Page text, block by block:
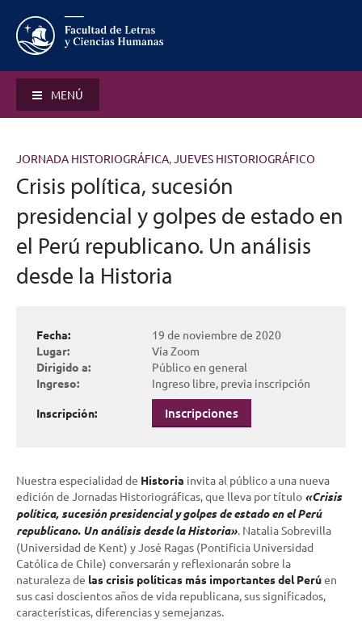
MENÚ
JORNADA HISTORIOGRÁFICA,JUEVES HISTORIOGRÁFICO
Crisis política, sucesión
presidencial y golpes de estado en
el Perú republicano. Un análisis
desde la Historia
Fecha:
19 de noviembre de 2020
Lugar:
Vía Zoom
Dirigido a:
Público en general
Ingreso:
Ingreso libre, previa inscripción
Inscripción: Inscripciones
Nuestra especialidad de Historia invita al público a una nueva
edición de Jornadas Historiográficas, que lleva por título «Crisis
política, sucesión presidencial y golpes de estado en el Perú
republicano. Un análisis desde la Historia». Natalia Sobrevilla
(Universidad de Kent) y José Ragas (Pontificia Universidad
Católica de Chile) conversarán y reflexionarán sobre la
naturaleza de las crisis políticas más importantes del Perúen
sus casi doscientos años de vida republicana, sus significados,
características, diferencias y semejanzas.